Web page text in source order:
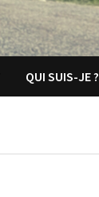
QUI SUIS-JE ?